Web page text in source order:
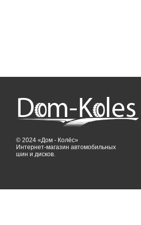
© 2024 «Дом - Колёс»
Интернет-магазин автомобильных
шин и дисков.